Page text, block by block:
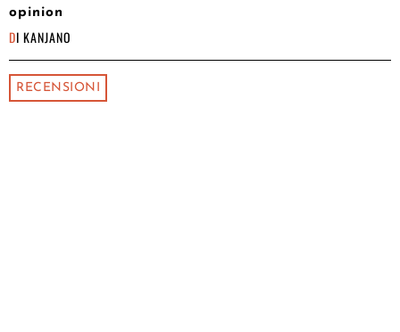
opinion
DI KANJANO
RECENSIONI